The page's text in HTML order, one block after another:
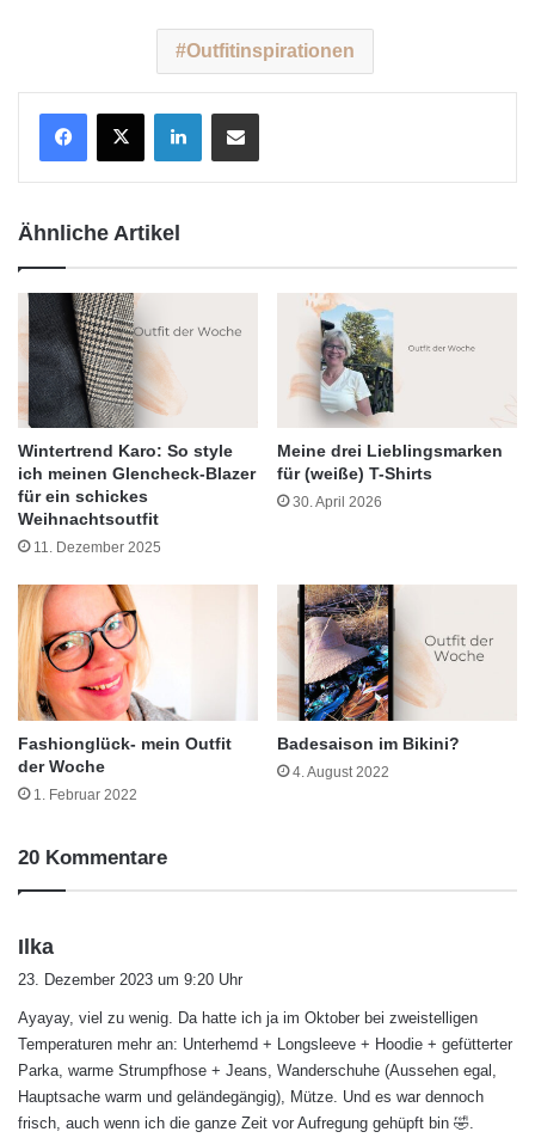
Outfitinspirationen
Ähnliche Artikel
Wintertrend Karo: So style
ich meinen Glencheck-Blazer
für ein schickes
Weihnachtsoutfit
11. Dezember 2025
Meine drei Lieblingsmarken
für (weiße) T-Shirts
30. April 2026
Fashionglück- mein Outfit
der Woche
1. Februar 2022
Badesaison im Bikini?
4. August 2022
20 Kommentare
Ilka
t
:
23. Dezember 2023 um 9:20 Uhr
Ayayay, viel zu wenig. Da hatte ich ja im Oktober bei zweistelligen
Temperaturen mehr an: Unterhemd + Longsleeve + Hoodie + gefütterter
Parka, warme Strumpfhose + Jeans, Wanderschuhe (Aussehen egal,
Hauptsache warm und geländegängig), Mütze. Und es war dennoch
frisch, auch wenn ich die ganze Zeit vor Aufregung gehüpft bin 🤣.